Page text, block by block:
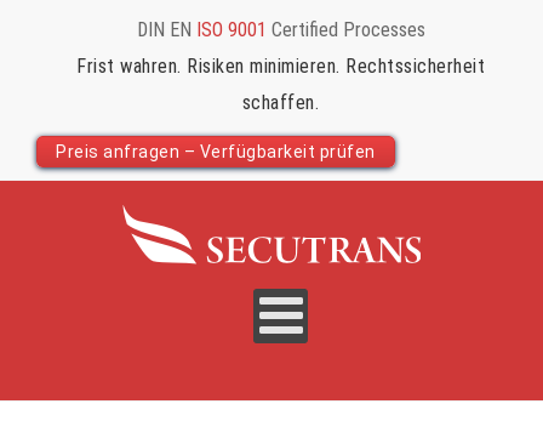
DIN EN ISO 9001 Certified Processes
Frist wahren. Risiken minimieren. Rechtssicherheit
schaffen.
Preis anfragen – Verfügbarkeit prüfen